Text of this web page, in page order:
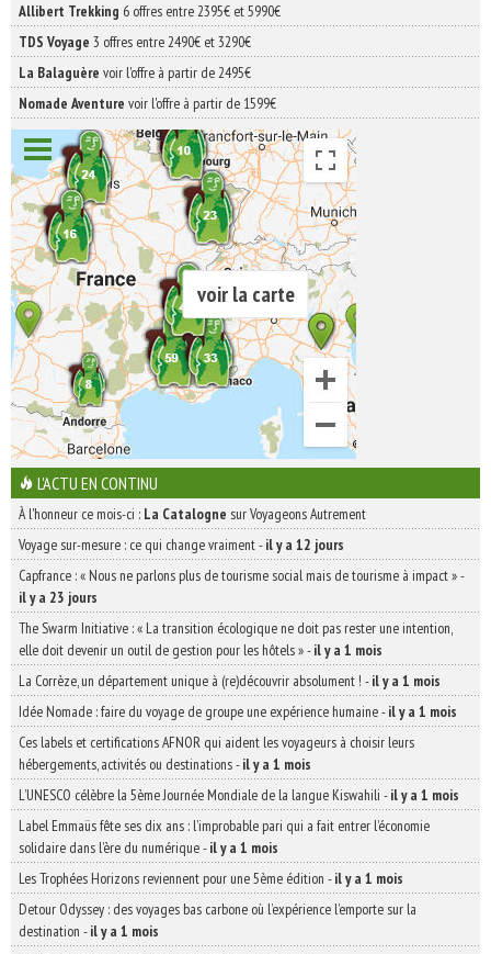
Allibert Trekking 6 offres entre 2395€ et 5990€
TDS Voyage 3 offres entre 2490€ et 3290€
La Balaguère voir l'offre à partir de 2495€
Nomade Aventure voir l'offre à partir de 1599€
voir la carte
L'ACTU EN CONTINU
À l'honneur ce mois-ci : La Catalogne sur Voyageons Autrement
Voyage sur-mesure : ce qui change vraiment-il y a 12 jours
Capfrance : « Nous ne parlons plus de tourisme social mais de tourisme à impact »-
il y a 23 jours
The Swarm Initiative : « La transition écologique ne doit pas rester une intention,
elle doit devenir un outil de gestion pour les hôtels »-il y a 1 mois
La Corrèze, un département unique à (re)découvrir absolument ! -il y a 1 mois
Idée Nomade : faire du voyage de groupe une expérience humaine-il y a 1 mois
Ces labels et certifications AFNOR qui aident les voyageurs à choisir leurs
hébergements, activités ou destinations-il y a 1 mois
L’UNESCO célèbre la 5ème Journée Mondiale de la langue Kiswahili -il y a 1 mois
Label Emmaüs fête ses dix ans : l’improbable pari qui a fait entrer l’économie
solidaire dans l’ère du numérique-il y a 1 mois
Les Trophées Horizons reviennent pour une 5ème édition -il y a 1 mois
Detour Odyssey : des voyages bas carbone où l’expérience l’emporte sur la
destination -il y a 1 mois